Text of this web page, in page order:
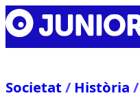
Skip
to
content
Junior
Report
Societat/Història /